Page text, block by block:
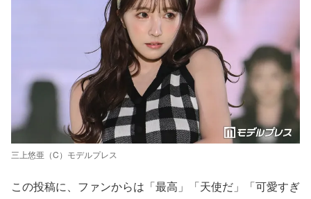
三上悠亜（C）モデルプレス
この投稿に、ファンからは「最高」「天使だ」「可愛すぎ